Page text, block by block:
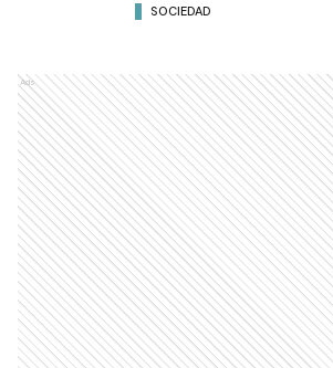
SOCIEDAD
Ads